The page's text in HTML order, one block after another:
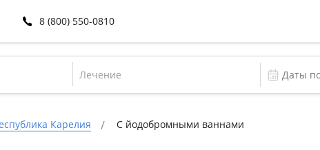
8 (800) 550-0810
Лечение
Карелия С йодобромными ваннами